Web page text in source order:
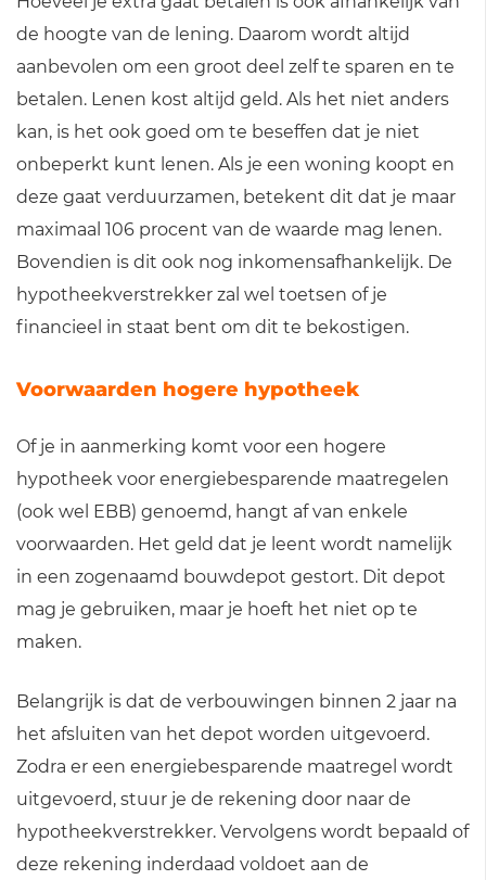
de hoogte van de lening. Daarom wordt altijd
aanbevolen om een groot deel zelf te sparen en te
betalen. Lenen kost altijd geld. Als het niet anders
kan, is het ook goed om te beseffen dat je niet
onbeperkt kunt lenen. Als je een woning koopt en
deze gaat verduurzamen, betekent dit dat je maar
maximaal 106 procent van de waarde mag lenen.
Bovendien is dit ook nog inkomensafhankelijk. De
hypotheekverstrekker zal wel toetsen of je
financieel in staat bent om dit te bekostigen.
Voorwaarden hogere hypotheek
Of je in aanmerking komt voor een hogere
hypotheek voor energiebesparende maatregelen
(ook wel EBB) genoemd, hangt af van enkele
voorwaarden. Het geld dat je leent wordt namelijk
in een zogenaamd bouwdepot gestort. Dit depot
mag je gebruiken, maar je hoeft het niet op te
maken.
Belangrijk is dat de verbouwingen binnen 2 jaar na
het afsluiten van het depot worden uitgevoerd.
Zodra er een energiebesparende maatregel wordt
uitgevoerd, stuur je de rekening door naar de
hypotheekverstrekker. Vervolgens wordt bepaald of
deze rekening inderdaad voldoet aan de